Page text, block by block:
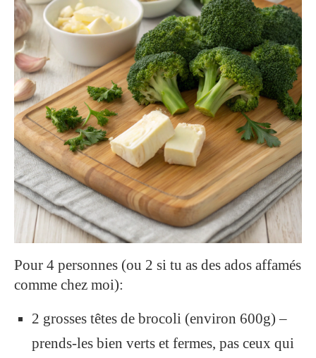
Pour 4 personnes (ou 2 si tu as des ados affamés
comme chez moi):
2 grosses têtes de brocoli (environ 600g) –
prends-les bien verts et fermes, pas ceux qui